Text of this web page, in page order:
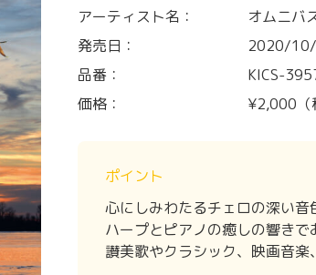
アーティスト名：
オムニバ
発売日：
2020/
品番：
KICS-
価格：
¥2,000（
ポイント
心にしみわたるチェロの深い音
ハープとピアノの癒しの響きで
讃美歌やクラシック、映画音